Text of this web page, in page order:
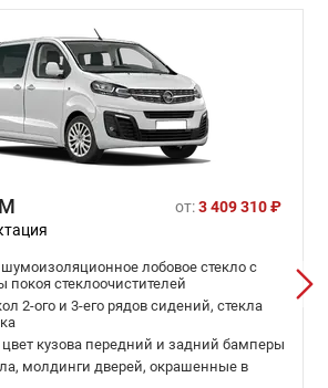
от:3 409 310 ₽
лобовое стекло с
покоя стеклоочистителей
2-ого и 3-его рядов сидений, стекла
кузова передний и задний бамперы
молдинги дверей, окрашенные в